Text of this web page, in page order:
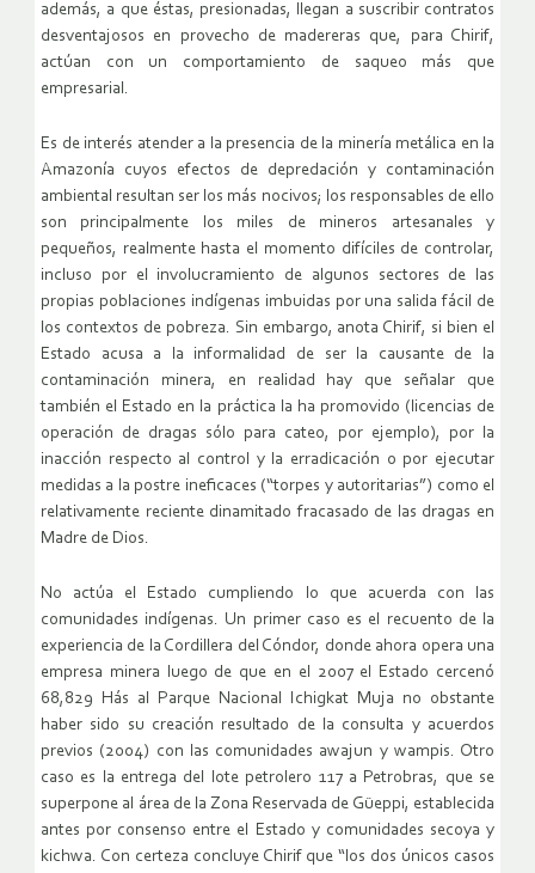
además, a que éstas, presionadas, llegan a suscribir contratos
desventajosos en provecho de madereras que, para Chirif,
actúan con un comportamiento de saqueo más que
empresarial.
Es de interés atender a la presencia de la minería metálica en la
Amazonía cuyos efectos de depredación y contaminación
ambiental resultan ser los más nocivos; los responsables de ello
son principalmente los miles de mineros artesanales y
pequeños, realmente hasta el momento difíciles de controlar,
incluso por el involucramiento de algunos sectores de las
propias poblaciones indígenas imbuidas por una salida fácil de
los contextos de pobreza. Sin embargo, anota Chirif, si bien el
Estado acusa a la informalidad de ser la causante de la
contaminación minera, en realidad hay que señalar que
también el Estado en la práctica la ha promovido (licencias de
operación de dragas sólo para cateo, por ejemplo), por la
inacción respecto al control y la erradicación o por ejecutar
medidas a la postre ineficaces (“torpes y autoritarias”) como el
relativamente reciente dinamitado fracasado de las dragas en
Madre de Dios.
No actúa el Estado cumpliendo lo que acuerda con las
comunidades indígenas. Un primer caso es el recuento de la
experiencia de la Cordillera del Cóndor, donde ahora opera una
empresa minera luego de que en el 2007 el Estado cercenó
68,829 Hás al Parque Nacional Ichigkat Muja no obstante
haber sido su creación resultado de la consulta y acuerdos
previos (2004) con las comunidades awajun y wampis. Otro
caso es la entrega del lote petrolero 117 a Petrobras, que se
superpone al área de la Zona Reservada de Güeppi, establecida
antes por consenso entre el Estado y comunidades secoya y
kichwa. Con certeza concluye Chirif que “los dos únicos casos